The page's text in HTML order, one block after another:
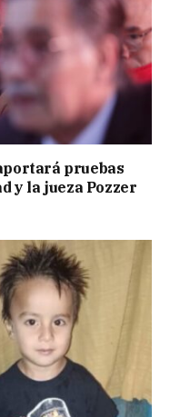
pruebas
y la jueza Pozzer